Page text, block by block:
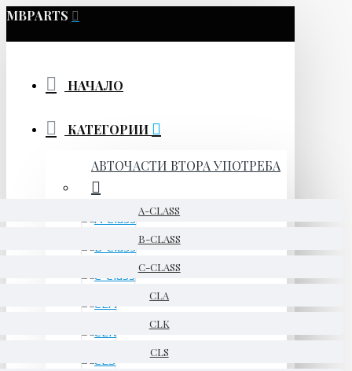
MBPARTS
НАЧАЛО
КАТЕГОРИИ
АВТОЧАСТИ ВТОРА УПОТРЕБА
A-CLASS
B-CLASS
C-CLASS
CLA
CLK
CLS